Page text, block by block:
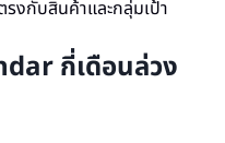
งกับสินค้าและกลุ่มเป้า
กี่เดือนล่วง